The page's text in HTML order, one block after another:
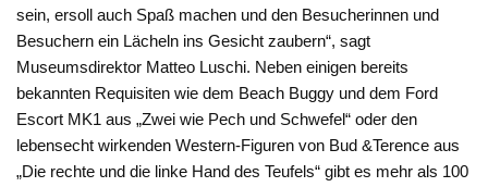
sein, ersoll auch Spaß machen und den Besucherinnen und
Besuchern ein Lächeln ins Gesicht zaubern“, sagt
Museumsdirektor Matteo Luschi. Neben einigen bereits
bekannten Requisiten wie dem Beach Buggy und dem Ford
Escort MK1 aus „Zwei wie Pech und Schwefel“ oder den
lebensecht wirkenden Western-Figuren von Bud &Terence aus
„Die rechte und die linke Hand des Teufels“ gibt es mehr als 100